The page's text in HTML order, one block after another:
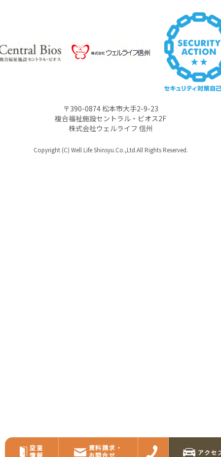
空室
情報
資料請求・
お問合せ
アクセ
〒390-0874 松本市大手2-9-23
複合福祉施設セントラル・ビオス2F
株式会社ウェルライフ 信州
Copyright (C) Well Life Shinsyu.Co.,Ltd.All Rights Reserved.